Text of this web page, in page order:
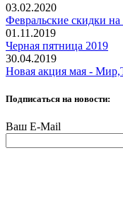
03.02.2020
Февральские скидки
01.11.2019
Черная пятница 2019
30.04.2019
Новая акция мая -
Подписаться на новости:
Ваш E-Mail